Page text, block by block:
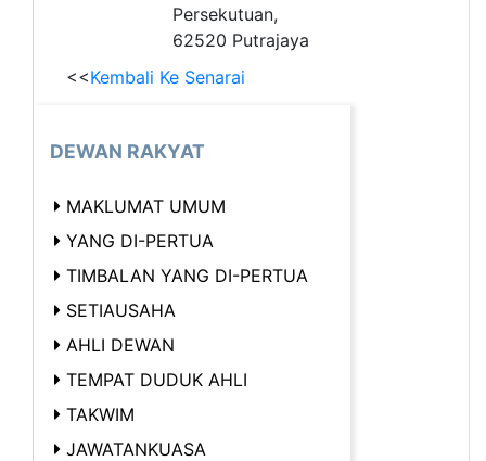
Persekutuan,
62520 Putrajaya
<<Kembali Ke Senarai
DEWAN RAKYAT
MAKLUMAT UMUM
YANG DI-PERTUA
TIMBALAN YANG DI-PERTUA
SETIAUSAHA
AHLI DEWAN
TEMPAT DUDUK AHLI
TAKWIM
JAWATANKUASA